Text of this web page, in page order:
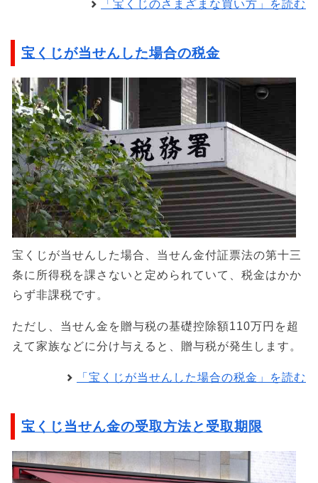
「宝くじのさまざまな買い方」を読む
宝くじが当せんした場合の税金
宝くじが当せんした場合、当せん金付証票法の第十三
条に所得税を課さないと定められていて、税金はかか
らず非課税です。
ただし、当せん金を贈与税の基礎控除額110万円を超
えて家族などに分け与えると、贈与税が発生します。
「宝くじが当せんした場合の税金」を読む
宝くじ当せん金の受取方法と受取期限